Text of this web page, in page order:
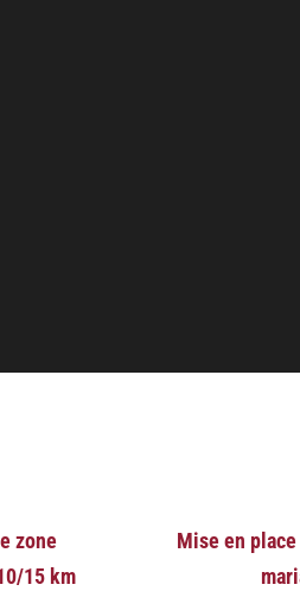
zone
15 km
Mise en